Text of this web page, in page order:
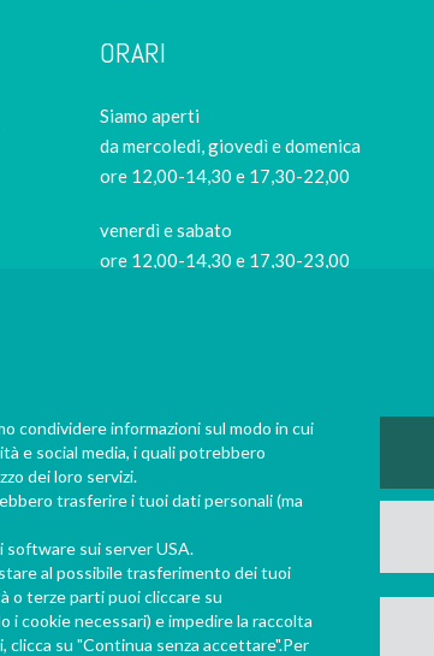
ORARI
Siamo aperti
da mercoledi, giovedì e domenica
ore 12,00-14,30 e 17,30-22,00
venerdì e sabato
ore 12,00-14,30 e 17,30-23,00
prenota la tua consegna almeno
1 ora prima del ritiro, 2 ore il venerdì e il
sabato sera.
condividere informazioni sul modo in cui
e social media, i quali potrebbero
dei loro servizi.
trasferire i tuoi dati personali (ma
sui server USA.
al possibile trasferimento dei tuoi
o terze parti puoi cliccare su
i cookie necessari) e impedire la raccolta
su "Continua senza accettare".Per